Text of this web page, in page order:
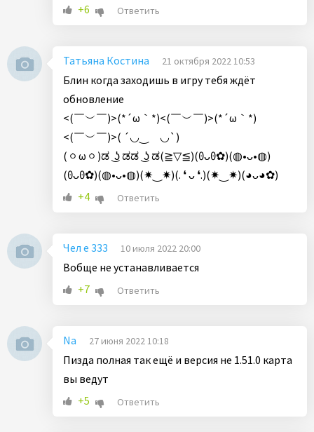
+6
Ответить
Татьяна Костина 21 октября 2022 10:53
Блин когда заходишь в игру тебя ждёт
обновление
<⁠(⁠￣⁠︶⁠￣⁠)⁠>(⁠*⁠´⁠ω⁠｀⁠*⁠)<⁠(⁠￣⁠︶⁠￣⁠)⁠>(⁠*⁠´⁠ω⁠｀⁠*⁠)
<⁠(⁠￣⁠︶⁠￣⁠)⁠>(⁠ ⁠´⁠◡⁠‿⁠ゝ⁠◡⁠`⁠)
(⁠ㆁ⁠ω⁠ㆁ⁠)ಡ⁠ ͜⁠ ⁠ʖ⁠ ⁠ಡಡ⁠ ͜⁠ ⁠ʖ⁠ ⁠ಡ(⁠≧⁠▽⁠≦⁠)(⁠ʘ⁠ᴗ⁠ʘ⁠✿⁠)(⁠◍⁠•⁠ᴗ⁠•⁠◍⁠)
(⁠ʘ⁠ᴗ⁠ʘ⁠✿⁠)(⁠◍⁠•⁠ᴗ⁠•⁠◍⁠)(⁠✷⁠‿⁠✷⁠)(⁠.⁠ ⁠❛⁠ ⁠ᴗ⁠ ⁠❛⁠.⁠)(⁠✷⁠‿⁠✷⁠)(⁠◕⁠ᴗ⁠◕⁠✿⁠)
+4
Ответить
Чел е 333 10 июля 2022 20:00
Вобще не устанавливается
+7
Ответить
Na 27 июня 2022 10:18
Пизда полная так ещё и версия не 1.51.0 карта
вы ведут
+5
Ответить